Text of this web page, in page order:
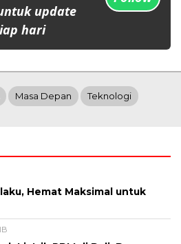
update
hari
Masa Depan Teknologi
Hemat Maksimal untuk